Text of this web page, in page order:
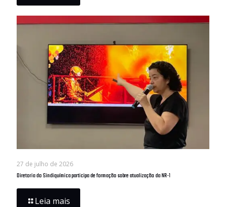
27 de julho de 2026
Diretoria do Sindiquímica participa de formação sobre atualização da NR-1
Leia mais